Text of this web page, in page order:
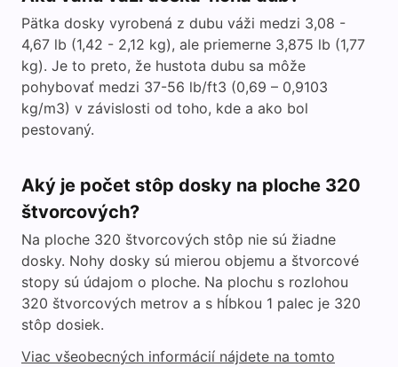
Pätka dosky vyrobená z dubu váži medzi 3,08 -
4,67 lb (1,42 - 2,12 kg), ale priemerne 3,875 lb (1,77
kg). Je to preto, že hustota dubu sa môže
pohybovať medzi 37-56 lb/ft3 (0,69 – 0,9103
kg/m3) v závislosti od toho, kde a ako bol
pestovaný.
Aký je počet stôp dosky na ploche 320
štvorcových?
Na ploche 320 štvorcových stôp nie sú žiadne
dosky. Nohy dosky sú mierou objemu a štvorcové
stopy sú údajom o ploche. Na plochu s rozlohou
320 štvorcových metrov a s hĺbkou 1 palec je 320
stôp dosiek.
Viac všeobecných informácií nájdete na tomto